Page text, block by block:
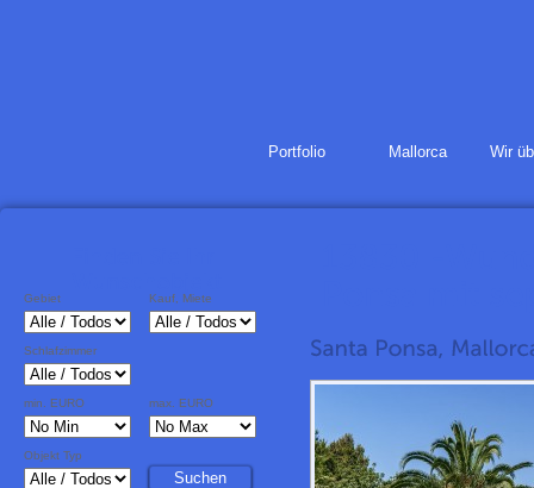
Portfolio Mallorca Wir
Gebiet Kauf, Miete
Schlafzimmer
min. EURO max. EURO
Objekt Typ